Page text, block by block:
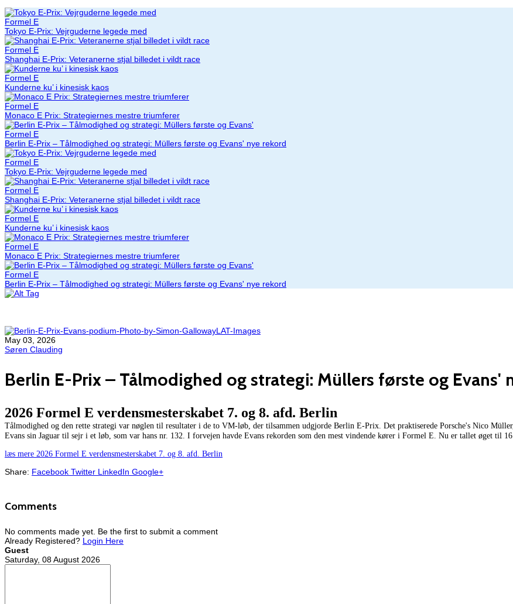
Formel E
Tokyo E-Prix: Vejrguderne legede med
Formel E
Shanghai E-Prix: Veteranerne stjal billedet i vildt race
Formel E
Kunderne ku’ i kinesisk kaos
Formel E
Monaco E Prix: Strategiernes mestre triumferer
Formel E
Berlin E-Prix – Tålmodighed og strategi: Müllers første og Evans' nye rekord
Formel E
Tokyo E-Prix: Vejrguderne legede med
Formel E
Shanghai E-Prix: Veteranerne stjal billedet i vildt race
Formel E
Kunderne ku’ i kinesisk kaos
Formel E
Monaco E Prix: Strategiernes mestre triumferer
Formel E
Berlin E-Prix – Tålmodighed og strategi: Müllers første og Evans' nye rekord
May 03, 2026
Søren Clauding
Berlin E-Prix – Tålmodighed og strategi: Müllers første og Evans'
2026 Formel E verdensmesterskabet 7. og 8. afd. Berlin
​Tålmodighed og den rette strategi var nøglen til resultater i de to VM-løb, der tilsammen udgjorde Berlin E-Prix. Det praktiserede Porsche's Nico
Evans sin Jaguar til sejr i et løb, som var hans nr. 132. I forvejen havde Evans rekorden som den mest vindende kører i Formel E. Nu er tallet øget til 16
læs mere 2026 Formel E verdensmesterskabet 7. og 8. afd. Berlin
Share: Facebook Twitter LinkedIn Google+
Comments
No comments made yet. Be the first to submit a comment
Already Registered? Login Here
Guest
Saturday, 08 August 2026